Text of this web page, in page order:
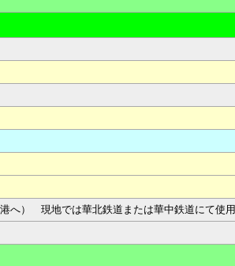
へ） 現地では華北鉄道または華中鉄道にて使用